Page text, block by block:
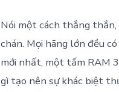
Nói một cách thẳng thắn,
chán. Mọi hãng lớn đều
mới nhất, một tấm RAM
gì tạo nên sự khác biệt